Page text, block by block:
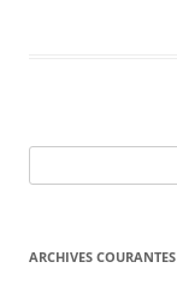
ARCHIVES COURANTES